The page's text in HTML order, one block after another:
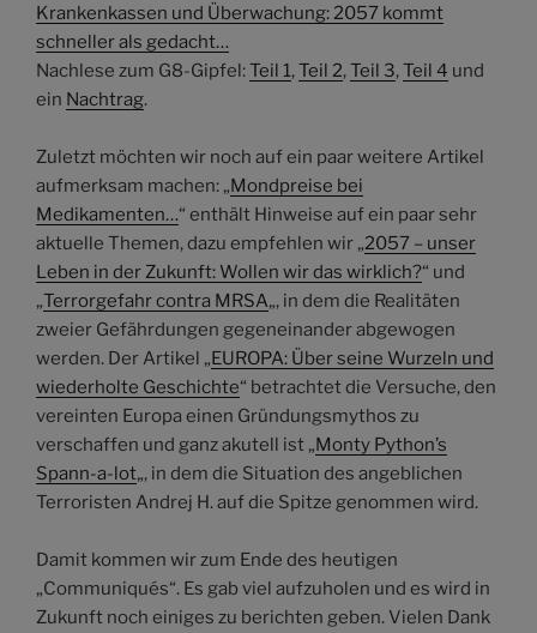
Krankenkassen und Überwachung: 2057 kommt
schneller als gedacht…
Nachlese zum G8-Gipfel:Teil 1,Teil 2,Teil 3,Teil 4 und
ein Nachtrag.
Zuletzt möchten wir noch auf ein paar weitere Artikel
aufmerksam machen: „Mondpreise bei
Medikamenten…“ enthält Hinweise auf ein paar sehr
aktuelle Themen, dazu empfehlen wir „2057 – unser
Leben in der Zukunft: Wollen wir das wirklich?“ und
„Terrorgefahr contra MRSA„, in dem die Realitäten
zweier Gefährdungen gegeneinander abgewogen
werden. Der Artikel „EUROPA: Über seine Wurzeln und
wiederholte Geschichte“ betrachtet die Versuche, den
vereinten Europa einen Gründungsmythos zu
verschaffen und ganz akutell ist „Monty Python’s
Spann-a-lot„, in dem die Situation des angeblichen
Terroristen Andrej H. auf die Spitze genommen wird.
Damit kommen wir zum Ende des heutigen
„Communiqués“. Es gab viel aufzuholen und es wird in
Zukunft noch einiges zu berichten geben. Vielen Dank